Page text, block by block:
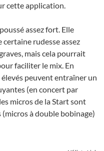
cette application.
assez fort. Elle
rudesse assez
mais cela pourrait
faciliter le mix. En
élevés peuvent entraîner un
(en concert par
micros de la Start sont
à double bobinage)